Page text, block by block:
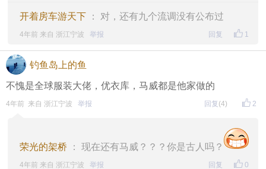
开着房车游天下 ： 对，还有九个流调没有公布过
1
4年前 来自 浙江宁波 举报 回复
钓鱼岛上的鱼
不愧是全球服装大佬，优衣库，马威都是他家做的
2
4年前 来自 浙江宁波 举报 回复 (4)
荣光的架桥 ： 现在还有马威？？？你是古人吗？
0
4年前 来自 浙江宁波 举报 回复